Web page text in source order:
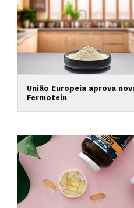
União Europeia aprova
Fermotein